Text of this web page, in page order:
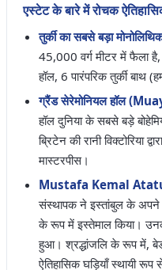
एस्टेट के बारे में रोचक
तुर्की का सबसे बड़ा
45,000 वर्ग मीटर में फैला
हॉल, 6 पारंपरिक तुर्की बाथ
ग्रैंड सेरेमोनियल हॉल
हॉल दुनिया के सबसे बड़े
ब्रिटेन की रानी विक्टोरिया
मास्टरपीस।
Mustafa Kemal
संस्थापक ने इस्तांबुल के अपने
के रूप में इस्तेमाल किया।
हुआ। श्रद्धांजलि के रूप में,
ऐतिहासिक घड़ियाँ स्थायी